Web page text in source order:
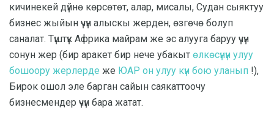
кичинекей дүйнө көрсөтөт, алар, мисалы, Судан сыяктуу
бизнес жыйын үчүн алыскы жерден, өзгөчө болуп
саналат. Түштүк Африка майрам же эс алууга баруу үчүн
сонун жер (бир аракет бир нече убакыт өлкөсүнүн улуу
бошоору жерлерде же ЮАР он улуу күн бою уланып !),
Бирок ошол эле барган сайын саякаттоочу
бизнесмендер үчүн бара жатат.